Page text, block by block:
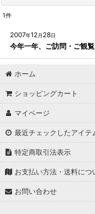
1件
2007年12 月 28日
今年一年、ご訪問・ご観
ホーム
ショッピングカート
マイページ
最近チェックしたアイテ
特定商取引法表示
お支払い方法・送料につ
お問い合わせ